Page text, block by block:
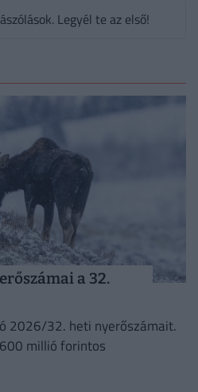
Legyél te az első!
a 32.
2026/32. heti nyerőszámait.
millió forintos